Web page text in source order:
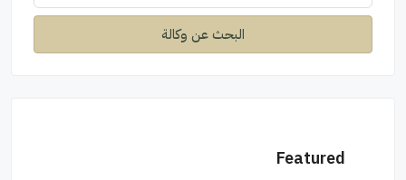
البحث عن وكالة
Featured